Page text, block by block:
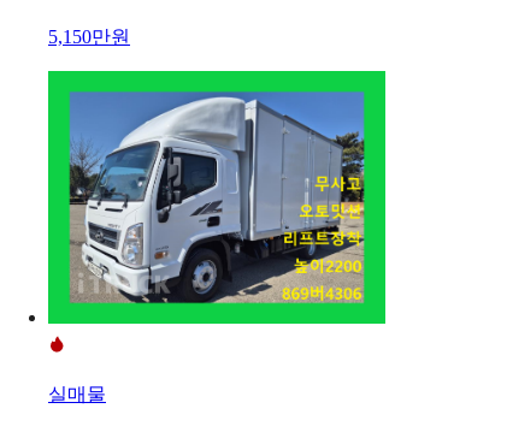
5,150만원
실매물